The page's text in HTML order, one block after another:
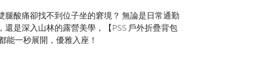
腿酸痛卻找不到位子坐的窘境？ 無論是日常通勤
還是深入山林的露營美學，【PSS 戶外折疊背包
能一秒展開，優雅入座！